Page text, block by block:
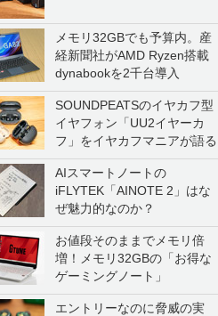
メモリ32GBでも予算内。産
経新聞社がAMD Ryzen搭載
dynabookを2千台導入
SOUNDPEATSのイヤカフ型
イヤフォン「UU2イヤーカ
フ」をイヤカフマニアが語る
AIスマートノートの
iFLYTEK「AINOTE 2」はな
ぜ魅力的なのか？
お値段そのままでメモリ倍
増！メモリ32GBの「お得な
ゲーミングノート」
エントリーなのに脅威の実